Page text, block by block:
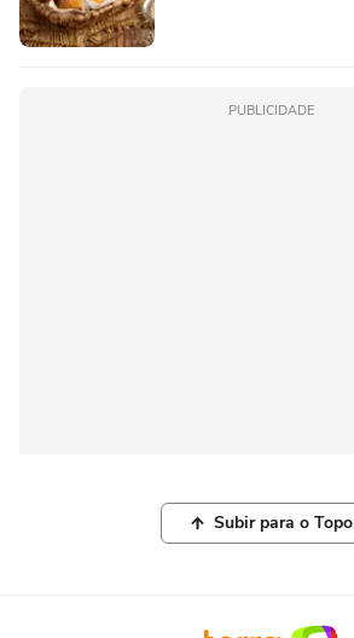
PUBLICIDADE
Subir para o Topo